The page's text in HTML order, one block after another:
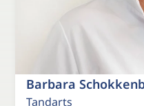
Barbara
Tandarts